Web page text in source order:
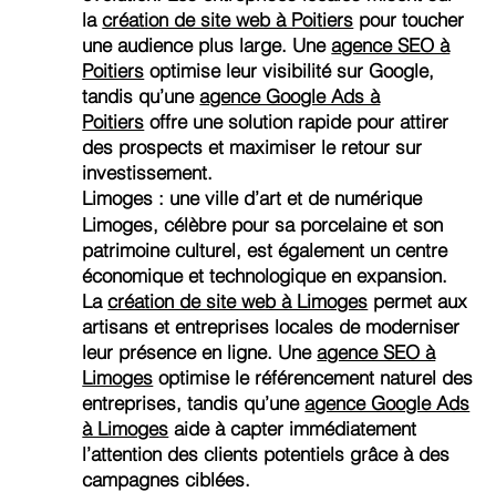
lacréation de site web à Poitiers pour toucher
une audience plus large. Uneagence SEO à
Poitiers optimise leur visibilité sur Google,
tandis qu’uneagence Google Ads à
Poitiers offre une solution rapide pour attirer
des prospects et maximiser le retour sur
investissement.
Limoges : une ville d’art et de numérique
Limoges, célèbre pour sa porcelaine et son
patrimoine culturel, est également un centre
économique et technologique en expansion.
Lacréation de site web à Limoges permet aux
artisans et entreprises locales de moderniser
leur présence en ligne. Uneagence SEO à
Limoges optimise le référencement naturel des
entreprises, tandis qu’uneagence Google Ads
à Limoges aide à capter immédiatement
l’attention des clients potentiels grâce à des
campagnes ciblées.